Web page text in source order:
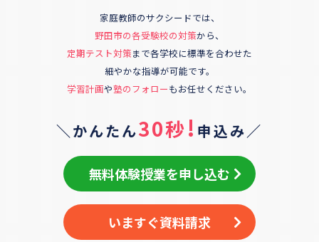
家庭教師のサクシードでは、
野田市の各受験校の対策から、
定期テスト対策まで各学校に標準を合わせた
細やかな指導が可能です。
学習計画や塾のフォローもお任せください。
＼かんたん30秒! 申込み／
無料体験授業を申し込む
いますぐ資料請求